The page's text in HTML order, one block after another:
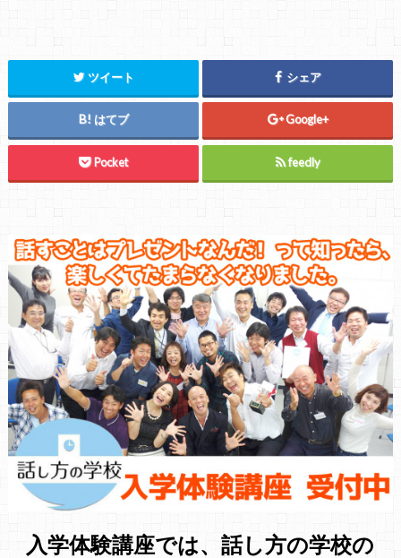
ツイート シェア
はてブ Google+
Pocket feedly
入学体験講座では、話し方の学校の